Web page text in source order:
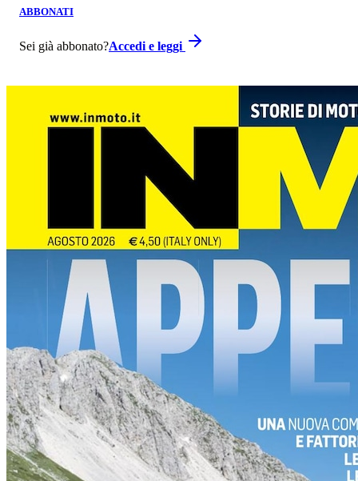
ABBONATI
Sei già abbonato?Accedi e leggi